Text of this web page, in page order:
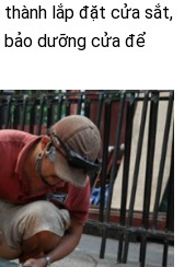
thành lắp đặt cửa sắt,
dưỡng cửa để